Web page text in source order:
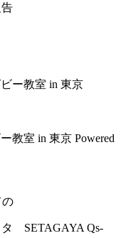
教室 in 東京 Powered
の